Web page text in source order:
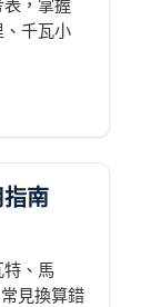
，掌握
、千瓦小
南
特、馬
見換算錯